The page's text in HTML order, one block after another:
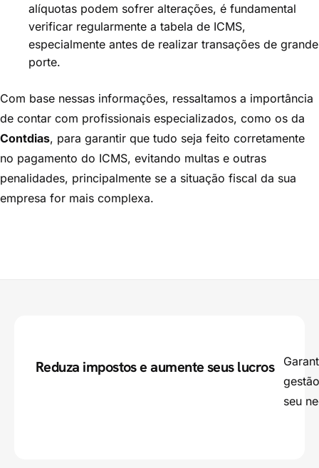
alíquotas podem sofrer alterações, é fundamental
verificar regularmente a tabela de ICMS,
especialmente antes de realizar transações de grande
porte.
Com base nessas informações, ressaltamos a importância
de contar com profissionais especializados, como os da
Contdias, para garantir que tudo seja feito corretamente
no pagamento do ICMS, evitando multas e outras
penalidades, principalmente se a situação fiscal da sua
empresa for mais complexa.
Reduza impostos e aumente seus lucros
seu